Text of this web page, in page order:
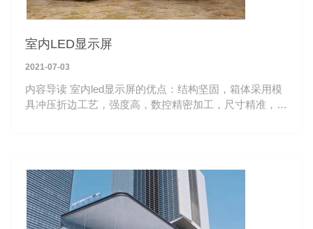
室内LED显示屏
2021-07-03
内容导读 室内led显示屏的优点：结构坚固，箱体采用模
具冲压折边工艺，强度高，数控精密加工，尺寸精准，一